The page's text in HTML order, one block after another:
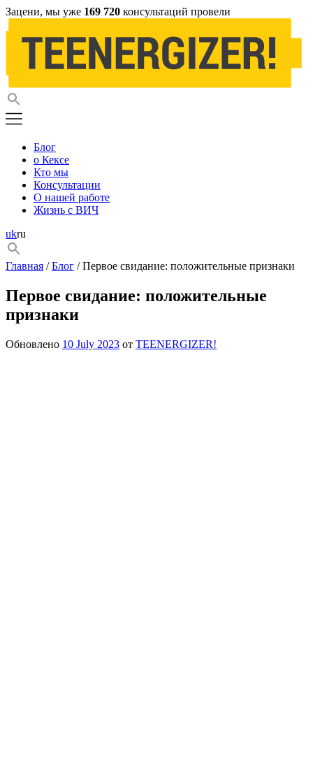
Зацени, мы уже 169 720 консультаций провели
Блог
о Кексе
Кто мы
Консультации
О нашей работе
Жизнь с ВИЧ
ukru
Главная /Блог / Первое свидание: положительные признаки
Первое свидание: положительные
признаки
Обновлено 10 July 2023 от TEENERGIZER!